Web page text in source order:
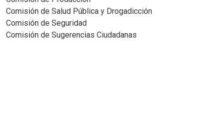
Comisión de Salud Pública y Drogadicción
Comisión de Seguridad
Comisión de Sugerencias Ciudadanas